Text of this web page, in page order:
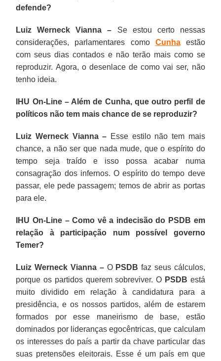
defende?
Luiz Werneck Vianna – Se estou certo nessas
considerações, parlamentares como Cunhaestão
com seus dias contados e não terão mais como se
reproduzir. Agora, o desenlace de como vai ser, não
tenho ideia.
IHU On-Line – Além de Cunha, que outro perfil de
políticos não tem mais chance de se reproduzir?
Luiz Werneck Vianna – Esse estilo não tem mais
chance, a não ser que nada mude, que o espírito do
tempo seja traído e isso possa acabar numa
consagração dos infernos. O espírito do tempo deve
passar, ele pede passagem; temos de abrir as portas
para ele.
IHU On-Line – Como vê a indecisão do PSDB em
relação à participação num possível governo
Temer?
Luiz Werneck Vianna –O PSDB faz seus cálculos,
porque os partidos querem sobreviver. O PSDB está
muito dividido em relação à candidatura para a
presidência, e os nossos partidos, além de estarem
formados por esse maneirismo de base, estão
dominados por lideranças egocêntricas, que calculam
os interesses do país a partir da chave particular das
suas pretensões eleitorais. Esse é um país em que